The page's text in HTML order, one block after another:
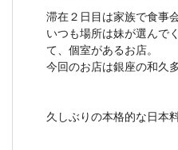
滞在２日目は家族で食事会
いつも場所は妹が選んで
て、個室があるお店。
今回のお店は銀座の和久
久しぶりの本格的な日本